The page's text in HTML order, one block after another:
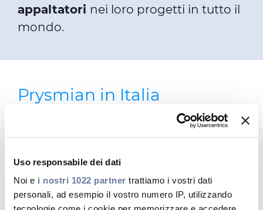
Uso responsabile dei dati
Noi e i nostri 1022 partner trattiamo i vostri dati
personali, ad esempio il vostro numero IP, utilizzando
appaltatori nei loro progetti in tutto il
mondo.
Prysmian in Italia
Prysmian Cavi e Sistemi Italia S.r.l.
opera nei business
Telecomunicazioni. Nell’ambito del
business Energia, Prysmian Italia è